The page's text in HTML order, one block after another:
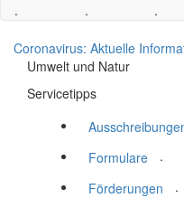
.
.
.
Coronavirus: Aktuelle
Umwelt und Natur
Servicetipps
Formulare
.
Förderungen
.